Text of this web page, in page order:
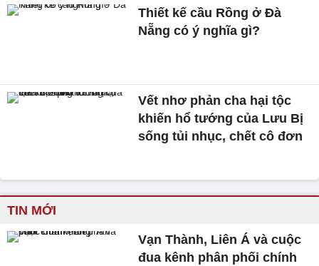
Thiết kế cầu Rồng ở Đà
Nẵng có ý nghĩa gì?
Vết nhơ phản cha hại tộc
khiến hổ tướng của Lưu Bị
sống tủi nhục, chết cô đơn
TIN MỚI
Vạn Thành, Liên Á và cuộc
đua kênh phân phối chính